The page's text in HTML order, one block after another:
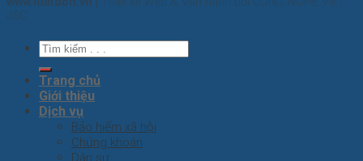
JSC
Trang chủ
Giới thiệu
Dịch vụ
Bảo hiểm xã hội
Chứng khoán
Dân sự